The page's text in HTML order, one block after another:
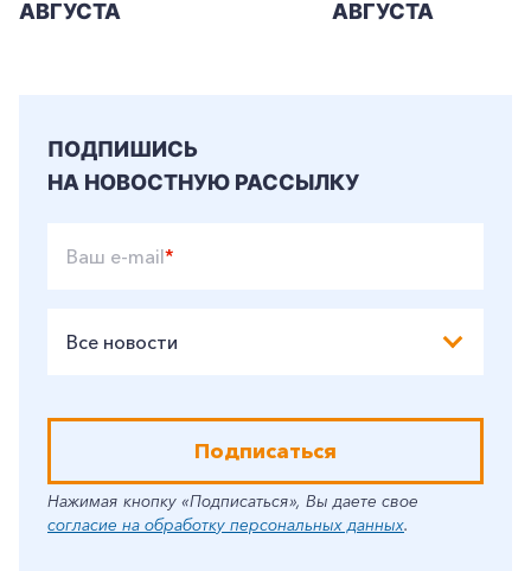
АВГУСТА
АВГУСТА
ПОДПИШИСЬ
НА НОВОСТНУЮ РАССЫЛКУ
Ваш e-mail*
Все новости
Подписаться
Нажимая кнопку «Подписаться», Вы даете свое
согласие на обработку персональных данных.